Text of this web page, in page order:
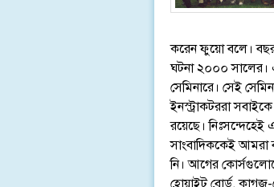
করেন ফুয়ো বলে। বছর
ঘটনা ২০০০ সালের।
সেমিনারে। সেই
ইনস্ট্রাকটররা
রয়েছে।
সাংবাদিককেই
নি। আগের
হোয়াইট বোর্ড,